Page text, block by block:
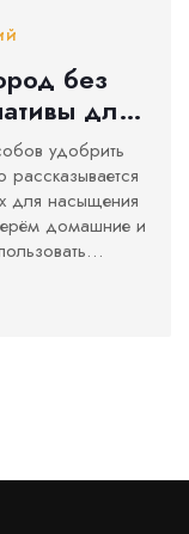
без
для
удобрить
для насыщения
домашние и
на практике.